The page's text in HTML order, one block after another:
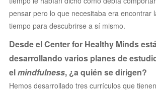
pensar pero lo que necesitaba era encontrar
tiempo para descubrirse a sí mismo.
Desde el Center for Healthy Minds
desarrollando varios planes de
elmindfulness, ¿a quién se dirigen?
Hemos desarrollado tres currículos que